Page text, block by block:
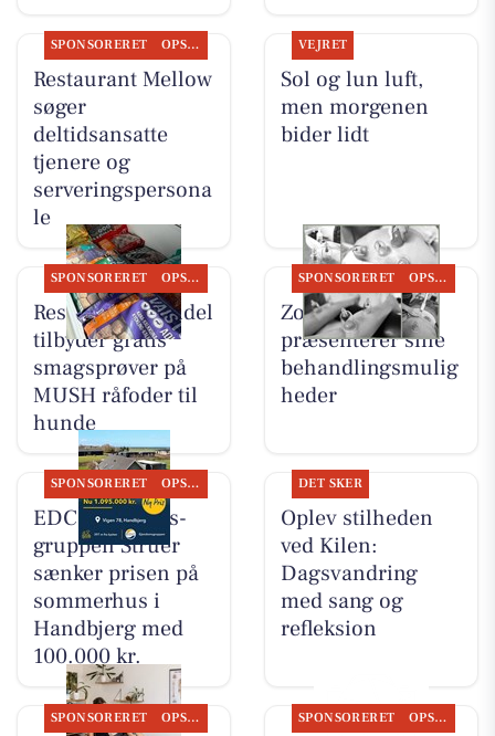
SPONSORERET OPSLAGSTAVLEN
Restaurant Mellow
søger
deltidsansatte
tjenere og
serveringspersona
le
VEJRET
Sol og lun luft,
men morgenen
bider lidt
SPONSORERET OPSLAGSTAVLEN
Resen Landhandel
tilbyder gratis
smagsprøver på
MUSH råfoder til
hunde
SPONSORERET OPSLAGSTAVLEN
Zones By Gitte
præsenterer sine
behandlingsmulig
heder
SPONSORERET OPSLAGSTAVLEN
EDC Ejen­doms­
grup­pen Struer
sænker prisen på
sommerhus i
Handbjerg med
100.000 kr.
DET SKER
Oplev stilheden
ved Kilen:
Dagsvandring
med sang og
refleksion
SPONSORERET OPSLAGSTAVLEN SPONSORERET OPSLAGSTAVLEN